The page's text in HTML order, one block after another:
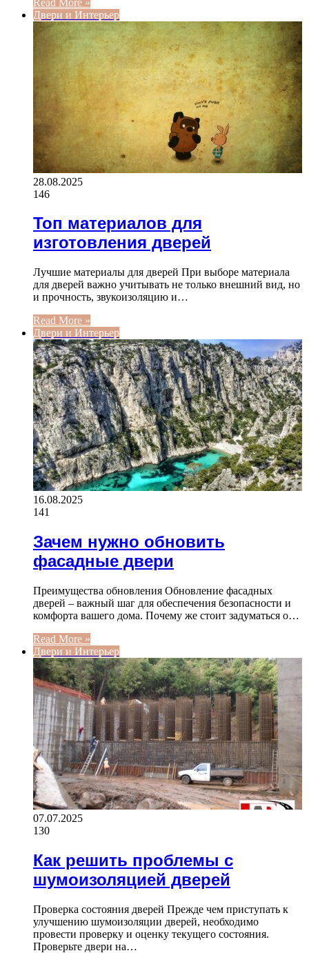
Двери и Интерьер
28.08.2025
146
Топ материалов для
изготовления дверей
Лучшие материалы для дверей При выборе материала
для дверей важно учитывать не только внешний вид, но
и прочность, звукоизоляцию и…
Read More »
Двери и Интерьер
16.08.2025
141
Зачем нужно обновить
фасадные двери
Преимущества обновления Обновление фасадных
дверей – важный шаг для обеспечения безопасности и
комфорта вашего дома. Почему же стоит задуматься о…
Read More »
Двери и Интерьер
07.07.2025
130
Как решить проблемы с
шумоизоляцией дверей
Проверка состояния дверей Прежде чем приступать к
улучшению шумоизоляции дверей, необходимо
провести проверку и оценку текущего состояния.
Проверьте двери на…